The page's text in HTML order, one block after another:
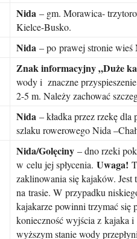
Nida – gm. Morawica-
Kielce-Busko.
Nida – po prawej stronie wieś
Znak informacyjny „Duże
wody i znaczne
2-5 m. Należy zachować
Nida – kładka przez rzekę
szlaku rowerowego Nida
Nida/Golęciny – dno rzeki
w celu jej spłycenia. Uwaga!
zaklinowania się kajaków. Jest
na trasie. W przypadku
kajakarze powinni trzymać się
konieczność wyjścia z kajaka
wyższym stanie wody